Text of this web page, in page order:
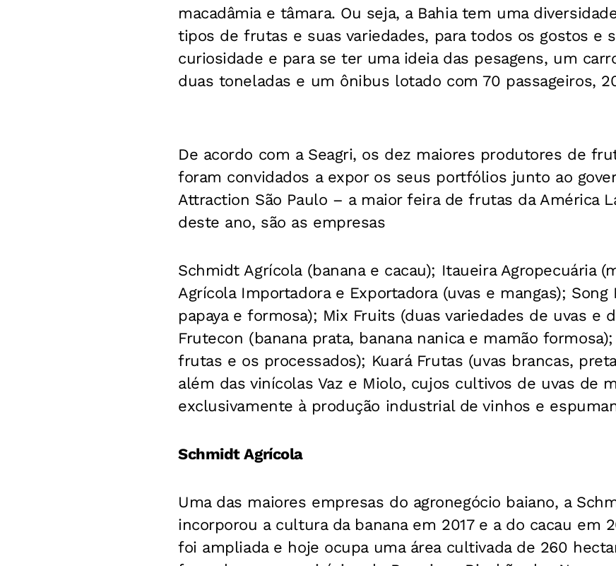
macadâmia e tâmara. Ou seja, a Bahia tem uma
tipos de frutas e suas variedades, para todos os gostos e
curiosidade e para se ter uma ideia das pesagens, um
duas toneladas e um ônibus lotado com 70 passageiros,
De acordo com a Seagri, os dez maiores produtores de
foram convidados a expor os seus portfólios junto ao
Attraction São Paulo – a maior feira de frutas da América
deste ano, são as empresas
Schmidt Agrícola (banana e cacau); Itaueira Agropecuária
Agrícola Importadora e Exportadora (uvas e mangas); Song
papaya e formosa); Mix Fruits (duas variedades de uvas e
Frutecon (banana prata, banana nanica e mamão
frutas e os processados); Kuará Frutas (uvas brancas,
além das vinícolas Vaz e Miolo, cujos cultivos de uvas de
exclusivamente à produção industrial de vinhos e
Schmidt Agrícola
Uma das maiores empresas do agronegócio baiano, a
incorporou a cultura da banana em 2017 e a do cacau em
foi ampliada e hoje ocupa uma área cultivada de 260